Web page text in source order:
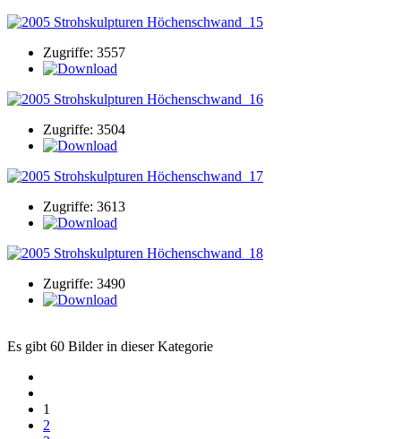
Zugriffe: 3557
Zugriffe: 3504
Zugriffe: 3613
Zugriffe: 3490
Es gibt 60 Bilder in dieser Kategorie
1
2